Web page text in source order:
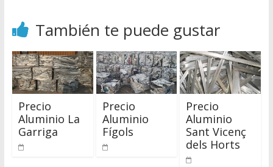
También te puede gustar
Precio
Aluminio La
Garriga
Precio
Aluminio
Fígols
Precio
Aluminio
Sant Vicenç
dels Horts